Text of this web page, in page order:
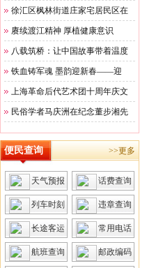
徐汇区枫林街道庄家宅居民区在
赓续渡江精神 厚植健康意识
八载筑桥：让中国故事带着温度
铁血铸军魂 墨韵迎新春——迎
上海革命后代艺术团十周年庆文
民俗学者马庆洲在纪念董步湘先
便民查询 >>更多
天气预报 话费查询
列车时刻 违章查询
长途客运 常用电话
航班查询 邮政编码